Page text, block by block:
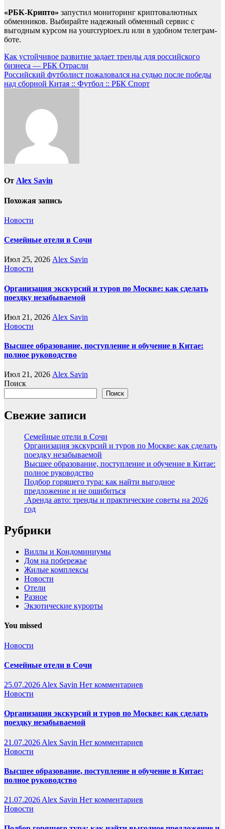
«РБК-Крипто» запустил мониторинг криптовалютных
обменников. Выбирайте надежный обменный сервис с
выгодным курсом на yourcryptoex.ru или в удобном телеграм-
боте.
Навигация
по
записям
Как устойчивое развитие задает тренды для российского
бизнеса — РБК Отрасли
Российский футболист пожаловался на судью после победы
над сборной Китая :: Футбол :: РБК Спорт
От Alex Savin
Похожая запись
Новости
Семейные отели в Сочи
Июл 25, 2026 Alex Savin
Новости
Организация экскурсий и туров по Москве: как сделать
поездку незабываемой
Июл 21, 2026 Alex Savin
Новости
Высшее образование, поступление и обучение в Китае:
полное руководство
Июл 21, 2026 Alex Savin
Поиск
Поиск
Свежие записи
Семейные отели в Сочи
Организация экскурсий и туров по Москве: как сделать
поездку незабываемой
Высшее образование, поступление и обучение в Китае:
полное руководство
Подбор горящего тура: как найти выгодное
предложение и не ошибиться
Аренда авто: тренды и практические советы на 2026
год
Рубрики
Виллы и Кондоминиумы
Дом на побережье
Жилые комплексы
Новости
Отели
Разное
Экзотические курорты
You missed
Новости
Семейные отели в Сочи
25.07.2026 Alex Savin Нет комментариев
Новости
Организация экскурсий и туров по Москве: как сделать
поездку незабываемой
21.07.2026 Alex Savin Нет комментариев
Новости
Высшее образование, поступление и обучение в Китае:
полное руководство
21.07.2026 Alex Savin Нет комментариев
Новости